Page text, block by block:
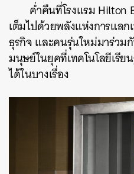
ค่ำคืนที่โรงแรม Hilton
เต็มไปด้วยพลังแห่งการแล
ธุรกิจ และคนรุ่นใหม่มาร่ว
มนุษย์ในยุคที่เทคโนโลยีเรีย
ได้ในบางเรื่อง